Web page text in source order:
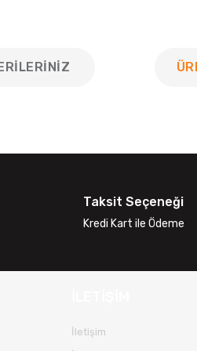
Taksit Seçeneği
Kredi Kart ile Ödeme
İletişim